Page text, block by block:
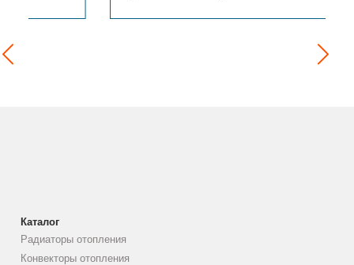
Каталог
Радиаторы отопления
Конвекторы отопления